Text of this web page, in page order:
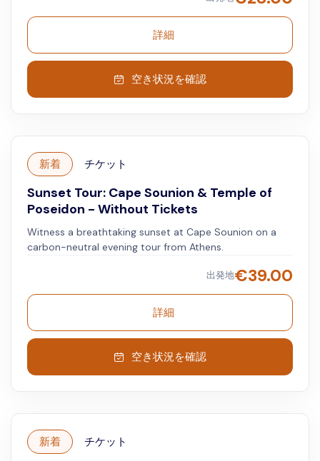
September 2026 Omonoia Square : 16:00 Old
Parliament : 16:15 Melina Mercouri /Plaka : 16:30 October
2026 Omonoia Square : 15:00 Old Parliament : 15:15
Melina Mercouri /Plaka : 15:30 November 2026-February
2027 Omonoia Square : 14:00 Old Parliament : 14:15
Melina Mercouri /Plaka : 14:30 Kindly wait at the stop of
詳細
空き状況を確認
新着 チケット
Sunset Tour: Cape Sounion & Temple of
Poseidon - Without Tickets
Witness a breathtaking sunset at Cape Sounion on a
carbon-neutral evening tour from Athens.
出発地€39.00
詳細
空き状況を確認
新着 チケット